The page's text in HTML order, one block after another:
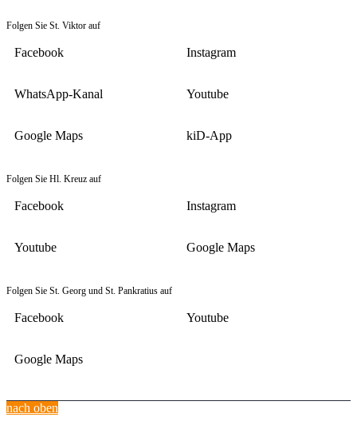
Folgen Sie St. Viktor auf
Facebook Instagram
WhatsApp-Kanal Youtube
Google Maps kiD-App
Folgen Sie Hl. Kreuz auf
Facebook Instagram
Youtube Google Maps
Folgen Sie St. Georg und St. Pankratius auf
Facebook Youtube
Google Maps
nach oben